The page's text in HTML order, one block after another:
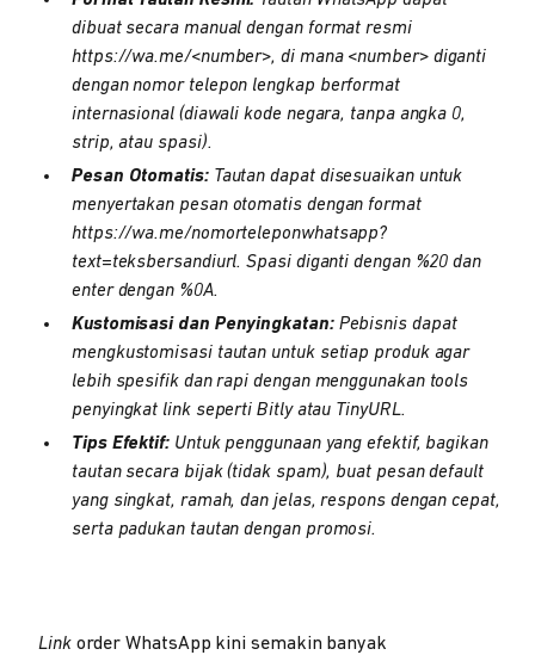
dibuat secara manual dengan format resmi
https://wa.me/<number>, di mana <number> diganti
dengan nomor telepon lengkap berformat
internasional (diawali kode negara, tanpa angka 0,
strip, atau spasi).
Pesan Otomatis:Tautan dapat disesuaikan untuk
menyertakan pesan otomatis dengan format
https://wa.me/nomorteleponwhatsapp?
text=teksbersandiurl. Spasi diganti dengan %20 dan
enter dengan %0A.
Kustomisasi dan Penyingkatan:Pebisnis dapat
mengkustomisasi tautan untuk setiap produk agar
lebih spesifik dan rapi dengan menggunakan tools
penyingkat link seperti Bitly atau TinyURL.
Tips Efektif:Untuk penggunaan yang efektif, bagikan
tautan secara bijak (tidak spam), buat pesan default
yang singkat, ramah, dan jelas, respons dengan cepat,
serta padukan tautan dengan promosi.
Link order WhatsApp kini semakin banyak